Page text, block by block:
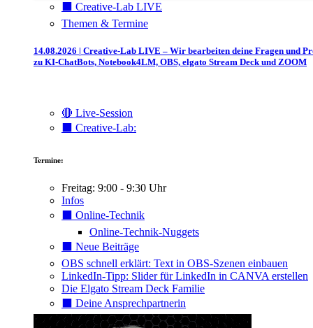
⬛️ Creative-Lab LIVE
Themen & Termine
14.08.2026 | Creative-Lab LIVE – Wir bearbeiten deine Fragen und
zu KI-ChatBots, Notebook4LM, OBS, elgato Stream Deck und ZOOM
🔴 Live-Session
⬛️ Creative-Lab:
Termine:
Freitag: 9:00 - 9:30 Uhr
Infos
⬛️ Online-Technik
Online-Technik-Nuggets
⬛️ Neue Beiträge
OBS schnell erklärt: Text in OBS-Szenen einbauen
LinkedIn-Tipp: Slider für LinkedIn in CANVA erstellen
Die Elgato Stream Deck Familie
⬛️ Deine Ansprechpartnerin